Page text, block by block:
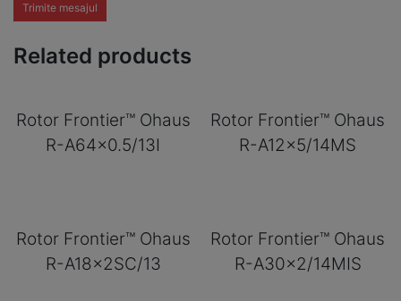
Trimite mesajul
Related products
Rotor Frontier™ Ohaus
R-A64x0.5/13I
Rotor Frontier™ Ohaus
R-A12x5/14MS
Rotor Frontier™ Ohaus
R-A18x2SC/13
Rotor Frontier™ Ohaus
R-A30x2/14MIS